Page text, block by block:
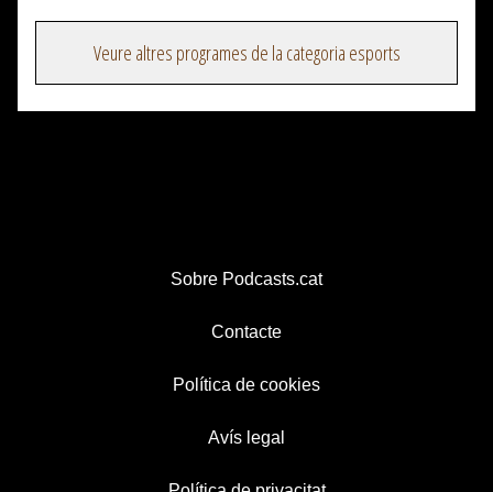
Veure altres programes de la categoria esports
Sobre Podcasts.cat
Contacte
Política de cookies
Avís legal